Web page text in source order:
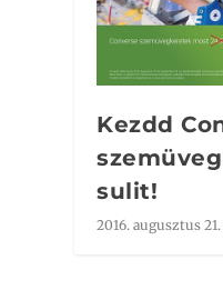
Kezdd
sulit!
2016. augusztus